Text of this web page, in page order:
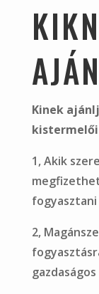
Kinek
1, Akik
fogyasztani
2,
gazdaságos